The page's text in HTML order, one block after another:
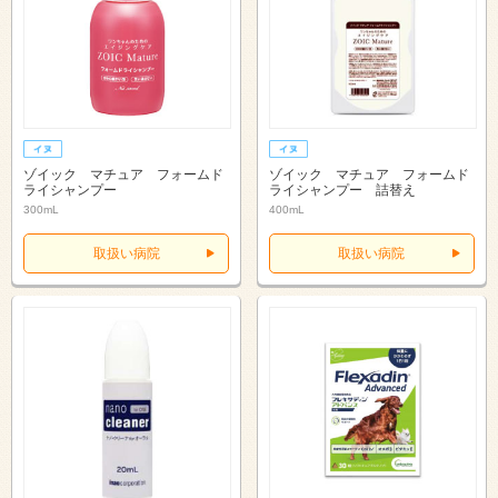
ゾイック マチュア フォームド
ライシャンプー
300mL
取扱い病院
ゾイック マチュア フォームド
ライシャンプー 詰替え
400mL
取扱い病院